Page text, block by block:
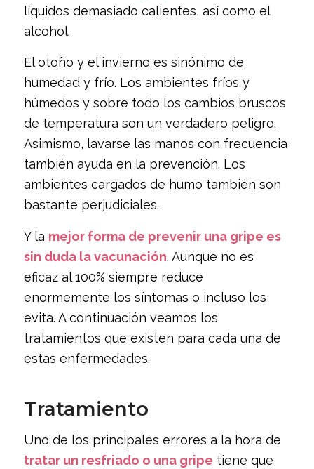
líquidos demasiado calientes, así como el
alcohol.
El otoño y el invierno es sinónimo de
humedad y frío. Los ambientes fríos y
húmedos y sobre todo los cambios bruscos
de temperatura son un verdadero peligro.
Asimismo, lavarse las manos con frecuencia
también ayuda en la prevención. Los
ambientes cargados de humo también son
bastante perjudiciales.
Y la mejor forma de prevenir una gripe es
sin duda la vacunación. Aunque no es
eficaz al 100% siempre reduce
enormemente los síntomas o incluso los
evita. A continuación veamos los
tratamientos que existen para cada una de
estas enfermedades.
Tratamiento
Uno de los principales errores a la hora de
tratar un resfriado o una gripe tiene que